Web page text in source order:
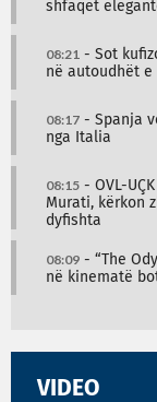
shfaqet
08:21 - Sot
në autoudhët e
08:17 - Spanja
nga Italia
08:15 - OVL-
Murati, kërkon
dyfishta
08:09 - “The
në kinematë
VIDEO